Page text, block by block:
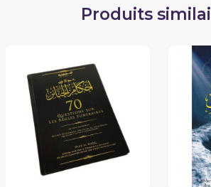
Produits